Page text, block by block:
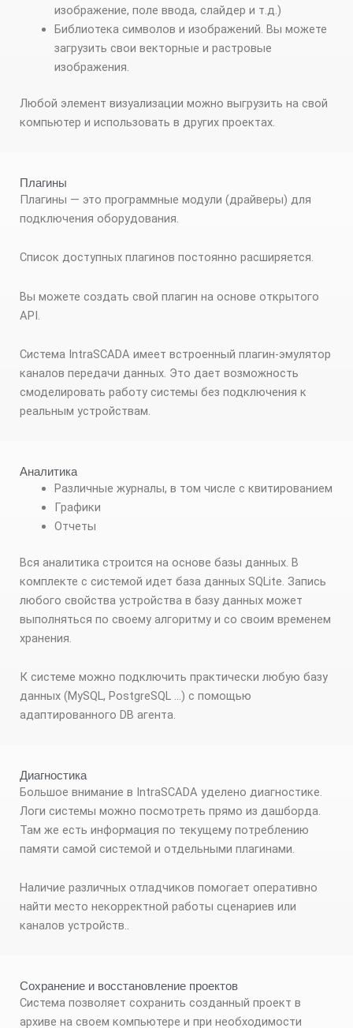
изображение, поле ввода, слайдер и т.д.)
Библиотека символов и изображений. Вы можете
загрузить свои векторные и растровые
изображения.
Любой элемент визуализации можно выгрузить на свой
компьютер и использовать в других проектах.
Плагины
Плагины — это программные модули (драйверы) для
подключения оборудования.
Список доступных плагинов постоянно расширяется.
Вы можете создать свой плагин на основе открытого
API.
Система IntraSCADA имеет встроенный плагин-эмулятор
каналов передачи данных. Это дает возможность
смоделировать работу системы без подключения к
реальным устройствам.
Аналитика
Различные журналы, в том числе с квитированием
Графики
Отчеты
Вся аналитика строится на основе базы данных. В
комплекте с системой идет база данных SQLite. Запись
любого свойства устройства в базу данных может
выполняться по своему алгоритму и со своим временем
хранения.
К системе можно подключить практически любую базу
данных (MySQL, PostgreSQL …) с помощью
адаптированного DB агента.
Диагностика
Большое внимание в IntraSCADA уделено диагностике.
Логи системы можно посмотреть прямо из дашборда.
Там же есть информация по текущему потреблению
памяти самой системой и отдельными плагинами.
Наличие различных отладчиков помогает оперативно
найти место некорректной работы сценариев или
каналов устройств..
Сохранение и восстановление проектов
Система позволяет сохранить созданный проект в
архиве на своем компьютере и при необходимости